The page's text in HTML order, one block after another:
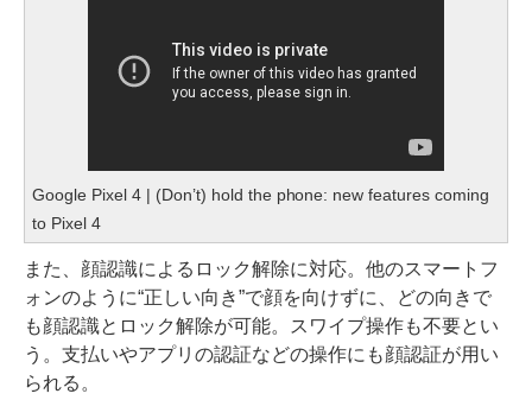
Google Pixel 4 | (Don’t) hold the phone: new features coming
to Pixel 4
また、顔認識によるロック解除に対応。他のスマートフ
ォンのように“正しい向き”で顔を向けずに、どの向きで
も顔認識とロック解除が可能。スワイプ操作も不要とい
う。支払いやアプリの認証などの操作にも顔認証が用い
られる。